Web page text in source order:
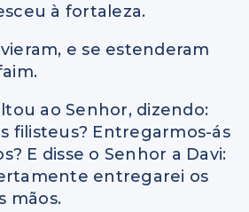
à fortaleza.
e se estenderam
ao Senhor, dizendo:
filisteus? Entregarmos-ás
E disse o Senhor a Davi:
entregarei os
mãos.